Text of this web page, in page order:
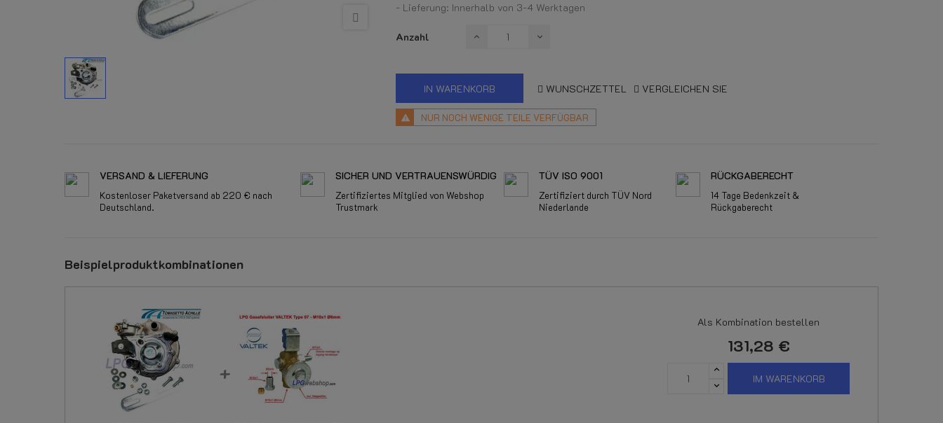
- Lieferung: Innerhalb von 3-4 Werktagen
Anzahl
IN WARENKORB WUNSCHZETTEL VERGLEICHEN SIE
NUR NOCH WENIGE TEILE VERFÜGBAR
VERSAND & LIEFERUNG
Kostenloser Paketversand ab 220 € nach
Deutschland.
SICHER UND VERTRAUENSWÜRDIG
Zertifiziertes Mitglied von Webshop
Trustmark
TÜV ISO 9001
Zertifiziert durch TÜV Nord
Niederlande
RÜCKGABERECHT
14 Tage Bedenkzeit &
Rückgaberecht
Beispielproduktkombinationen
Als Kombination bestellen
131,28 €
IM WARENKORB